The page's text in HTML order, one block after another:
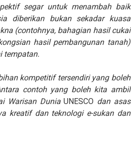
segar untuk menambah baik
diberikan bukan sekadar kuasa
(contohnya, bahagian hasil cukai
hasil pembangunan tanah)
tempatan.
kompetitif tersendiri yang boleh
contoh yang boleh kita ambil
Warisan DuniaUNESCO dan asas
kreatif dan teknologi e-sukan dan